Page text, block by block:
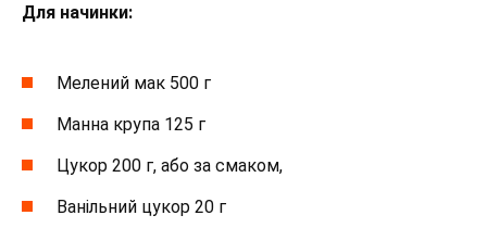
Для начинки:
Мелений мак 500 г
Манна крупа 125 г
Цукор 200 г, або за смаком,
Ванільний цукор 20 г